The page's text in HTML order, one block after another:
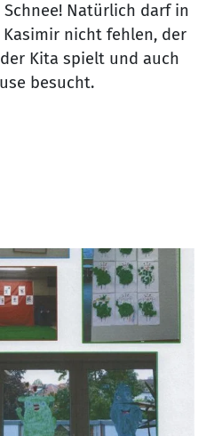
Natürlich darf in
nicht fehlen, der
Kita spielt und auch
besucht.